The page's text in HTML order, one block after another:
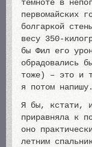
темноте в
первомайских
болгаркой
весу 350-
бы Фил его
обрадовались
тоже) – это и
я потом напишу.
Я бы, кстати, и
приравняла к
оно
летним